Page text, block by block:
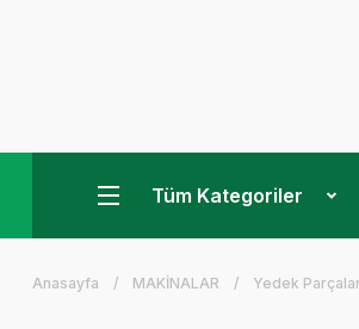
Tüm Kategoriler
Anasayfa MAKİNALAR Yedek Parçalar